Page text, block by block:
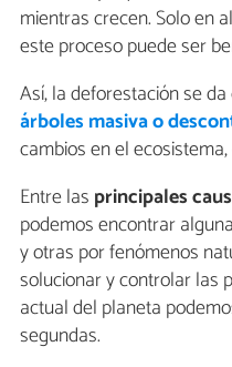
mientras crecen. Solo en
este proceso puede ser
Así, la deforestación se
árboles masiva o
cambios en el
Entre las principales
podemos encontrar
y otras por fenómenos
solucionar y controlar las
actual del planeta
segundas.